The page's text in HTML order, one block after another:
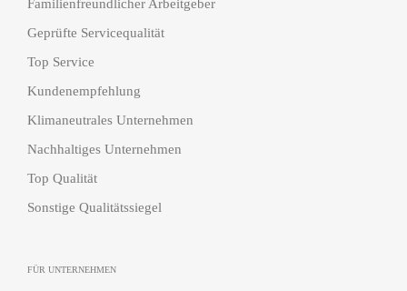
Familienfreundlicher Arbeitgeber
Geprüfte Servicequalität
Top Service
Kundenempfehlung
Klimaneutrales Unternehmen
Nachhaltiges Unternehmen
Top Qualität
Sonstige Qualitätssiegel
FÜR UNTERNEHMEN